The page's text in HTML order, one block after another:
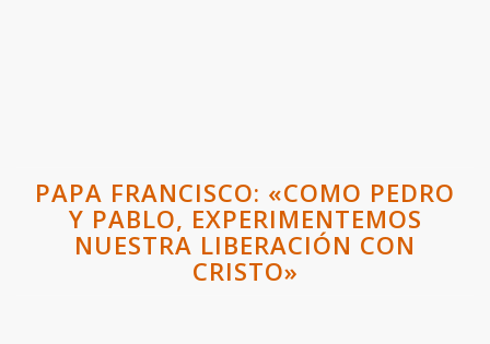
PAPA FRANCISCO: «COMO PEDRO
Y PABLO, EXPERIMENTEMOS
NUESTRA LIBERACIÓN CON
CRISTO»